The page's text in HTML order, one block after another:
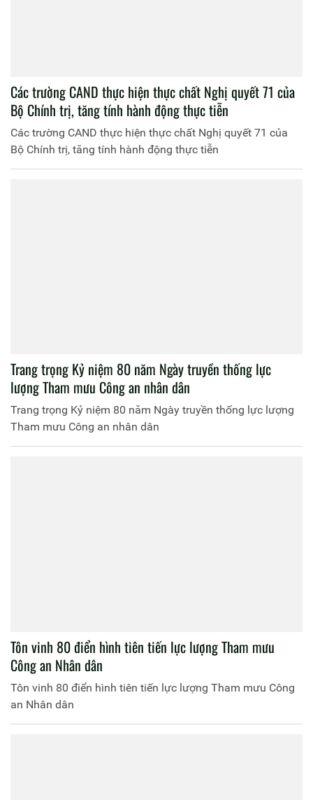
Các trường CAND thực hiện thực chất Nghị quyết 71 của
Bộ Chính trị, tăng tính hành động thực tiễn
Các trường CAND thực hiện thực chất Nghị quyết 71 của
Bộ Chính trị, tăng tính hành động thực tiễn
Trang trọng Kỷ niệm 80 năm Ngày truyền thống lực
lượng Tham mưu Công an nhân dân
Trang trọng Kỷ niệm 80 năm Ngày truyền thống lực lượng
Tham mưu Công an nhân dân
Tôn vinh 80 điển hình tiên tiến lực lượng Tham mưu
Công an Nhân dân
Tôn vinh 80 điển hình tiên tiến lực lượng Tham mưu Công
an Nhân dân